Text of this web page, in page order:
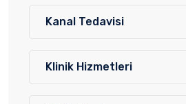
Kanal Tedavisi
Klinik Hizmetleri